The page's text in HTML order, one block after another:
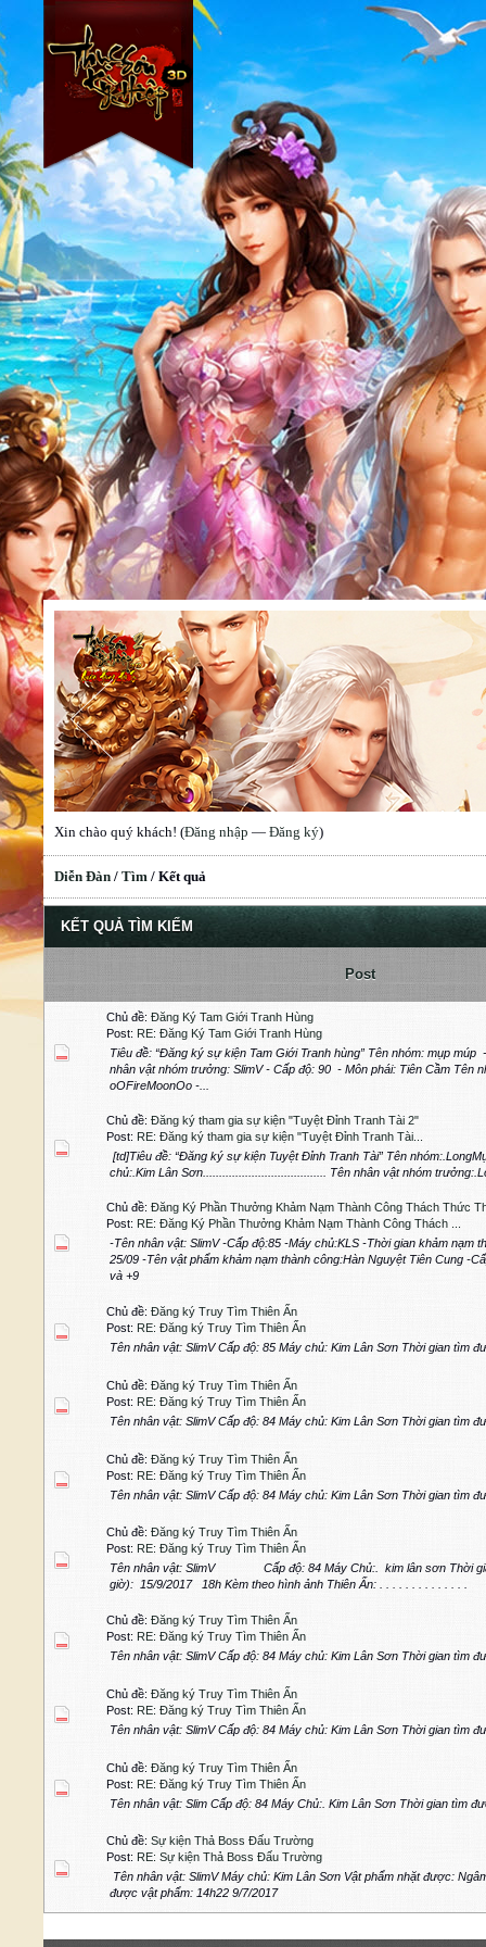
Xin chào quý khách! (Đăng nhập — Đăng ký)
Diễn Đàn / Tìm / Kết quả
KẾT QUẢ TÌM KIẾM
Post
Chủ đề: Đăng Ký Tam Giới Tranh Hùng
Post: RE: Đăng Ký Tam Giới Tranh Hùng
Tiêu đề: “Đăng ký sự kiện Tam Giới Tranh hùng” Tên nhóm: mụp
nhân vật nhóm trưởng: SlimV - Cấp độ: 90 - Môn phái: Tiên Cầm Tên
oOFireMoonOo -...
Chủ đề: Đăng ký tham gia sự kiện "Tuyệt Đỉnh Tranh Tài 2"
Post: RE: Đăng ký tham gia sự kiện "Tuyệt Đỉnh Tranh Tài...
[td]Tiêu đề: “Đăng ký sự kiện Tuyệt Đỉnh Tranh Tài” Tên
chủ:.Kim Lân Sơn...................................... Tên nhân vật nhóm
Chủ đề: Đăng Ký Phần Thưởng Khảm Nạm Thành Công Thách Thức
Post: RE: Đăng Ký Phần Thưởng Khảm Nạm Thành Công Thách ...
-Tên nhân vật: SlimV -Cấp độ:85 -Máy chủ:KLS -Thời gian khảm nạm
25/09 -Tên vật phẩm khảm nạm thành công:Hàn Nguyệt Tiên Cung -
và +9
Chủ đề: Đăng ký Truy Tìm Thiên Ấn
Post: RE: Đăng ký Truy Tìm Thiên Ấn
Tên nhân vật: SlimV Cấp độ: 85 Máy chủ: Kim Lân Sơn Thời gian tìm
Chủ đề: Đăng ký Truy Tìm Thiên Ấn
Post: RE: Đăng ký Truy Tìm Thiên Ấn
Tên nhân vật: SlimV Cấp độ: 84 Máy chủ: Kim Lân Sơn Thời gian tìm
Chủ đề: Đăng ký Truy Tìm Thiên Ấn
Post: RE: Đăng ký Truy Tìm Thiên Ấn
Tên nhân vật: SlimV Cấp độ: 84 Máy chủ: Kim Lân Sơn Thời gian tìm
Chủ đề: Đăng ký Truy Tìm Thiên Ấn
Post: RE: Đăng ký Truy Tìm Thiên Ấn
Tên nhân vật: SlimV Cấp độ: 84 Máy Chủ:. kim lân sơn Thời
giờ): 15/9/2017 18h Kèm theo hình ảnh Thiên Ấn: . . . . . . . . . . . . . .
Chủ đề: Đăng ký Truy Tìm Thiên Ấn
Post: RE: Đăng ký Truy Tìm Thiên Ấn
Tên nhân vật: SlimV Cấp độ: 84 Máy chủ: Kim Lân Sơn Thời gian tìm
Chủ đề: Đăng ký Truy Tìm Thiên Ấn
Post: RE: Đăng ký Truy Tìm Thiên Ấn
Tên nhân vật: SlimV Cấp độ: 84 Máy chủ: Kim Lân Sơn Thời gian tìm
Chủ đề: Đăng ký Truy Tìm Thiên Ấn
Post: RE: Đăng ký Truy Tìm Thiên Ấn
Tên nhân vật: Slim Cấp độ: 84 Máy Chủ:. Kim Lân Sơn Thời gian tìm
Chủ đề: Sự kiện Thả Boss Đấu Trường
Post: RE: Sự kiện Thả Boss Đấu Trường
Tên nhân vật: SlimV Máy chủ: Kim Lân Sơn Vật phẩm nhặt được:
được vật phẩm: 14h22 9/7/2017